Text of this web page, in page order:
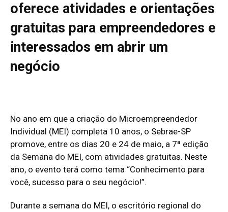
oferece atividades e orientações
gratuitas para empreendedores e
interessados em abrir um
negócio
No ano em que a criação do Microempreendedor
Individual (MEI) completa 10 anos, o Sebrae-SP
promove, entre os dias 20 e 24 de maio, a 7ª edição
da Semana do MEI, com atividades gratuitas. Neste
ano, o evento terá como tema “Conhecimento para
você, sucesso para o seu negócio!”.
Durante a semana do MEI, o escritório regional do